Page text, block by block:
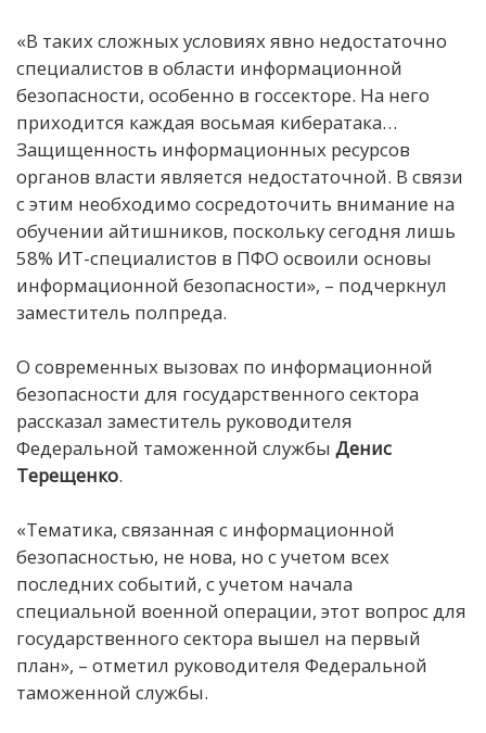
«В таких сложных условиях явно недостаточно
специалистов в области информационной
безопасности, особенно в госсекторе. На него
приходится каждая восьмая кибератака…
Защищенность информационных ресурсов
органов власти является недостаточной. В связи
с этим необходимо сосредоточить внимание на
обучении айтишников, поскольку сегодня лишь
58% ИТ-специалистов в ПФО освоили основы
информационной безопасности», – подчеркнул
заместитель полпреда.
О современных вызовах по информационной
безопасности для государственного сектора
рассказал заместитель руководителя
Федеральной таможенной службы Денис
Терещенко.
«Тематика, связанная с информационной
безопасностью, не нова, но с учетом всех
последних событий, с учетом начала
специальной военной операции, этот вопрос для
государственного сектора вышел на первый
план», – отметил руководителя Федеральной
таможенной службы.